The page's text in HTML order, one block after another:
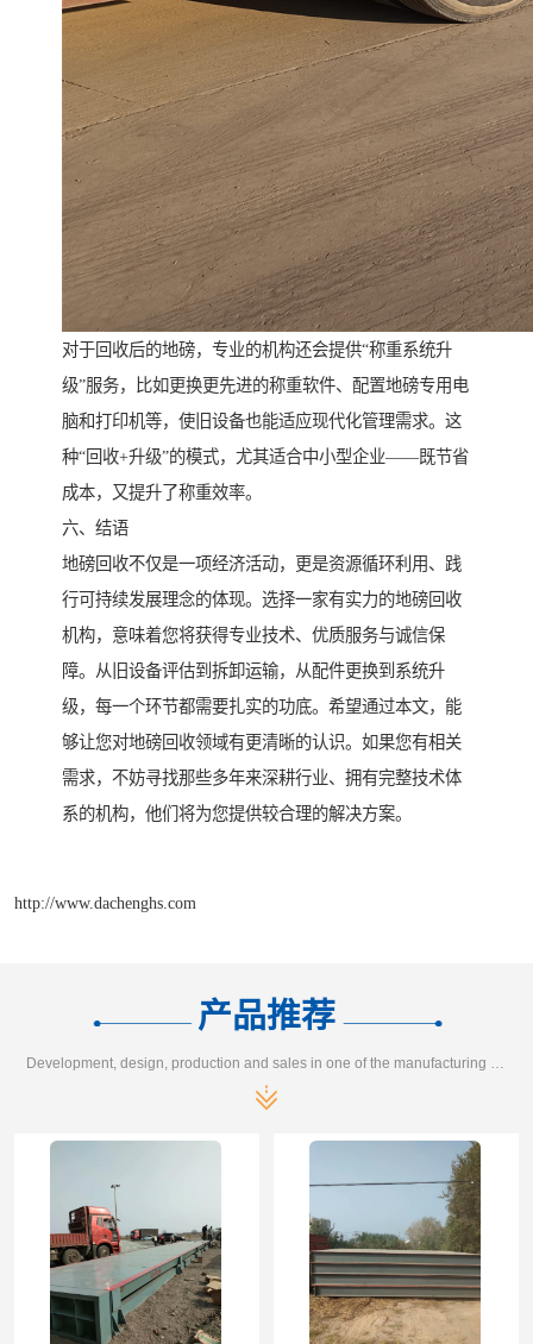
对于回收后的地磅，专业的机构还会提供“称重系统升
级”服务，比如更换更先进的称重软件、配置地磅专用电
脑和打印机等，使旧设备也能适应现代化管理需求。这
种“回收+升级”的模式，尤其适合中小型企业——既节省
成本，又提升了称重效率。
六、结语
地磅回收不仅是一项经济活动，更是资源循环利用、践
行可持续发展理念的体现。选择一家有实力的地磅回收
机构，意味着您将获得专业技术、优质服务与诚信保
障。从旧设备评估到拆卸运输，从配件更换到系统升
级，每一个环节都需要扎实的功底。希望通过本文，能
够让您对地磅回收领域有更清晰的认识。如果您有相关
需求，不妨寻找那些多年来深耕行业、拥有完整技术体
系的机构，他们将为您提供较合理的解决方案。
http://www.dachenghs.com
产品推荐